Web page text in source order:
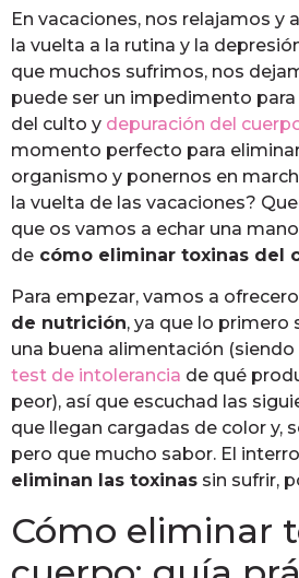
En vacaciones, nos relajamos y
la vuelta a la rutina y la
que muchos sufrimos, nos
puede ser un impedimento
del culto y depuración del
momento perfecto para
organismo y ponernos en
la vuelta de las vacaciones?
que os vamos a echar una
de cómo eliminar toxinas del
Para empezar, vamos a
de nutrición, ya que lo primero
una buena alimentación
test de intolerancia de qué
peor), así que escuchad las
que llegan cargadas de color y,
pero que mucho sabor. El
eliminan las toxinas sin sufrir,
Cómo eliminar